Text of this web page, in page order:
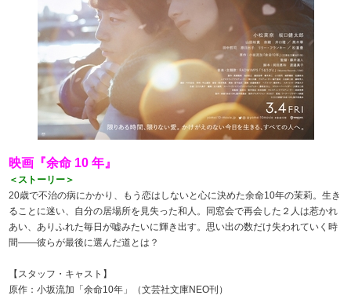
映画『余命 10 年』
＜ストーリー＞
20歳で不治の病にかかり、もう恋はしないと心に決めた余命10年の茉莉。生き
ることに迷い、自分の居場所を見失った和人。同窓会で再会した２人は惹かれ
あい、ありふれた毎日が嘘みたいに輝き出す。思い出の数だけ失われていく時
間――彼らが最後に選んだ道とは？
【スタッフ・キャスト】
原作：小坂流加「余命10年」（文芸社文庫NEO刊）